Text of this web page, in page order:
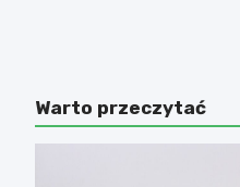
Warto przeczytać